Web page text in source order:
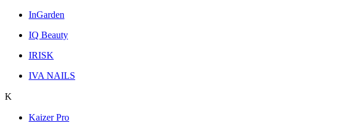
InGarden
IQ Beauty
IRISK
IVA NAILS
K
Kaizer Pro